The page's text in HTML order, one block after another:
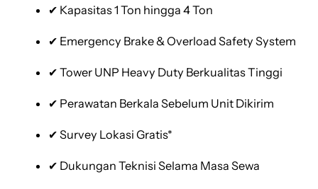
✔ Kapasitas 1 Ton hingga 4 Ton
✔ Emergency Brake & Overload Safety System
✔ Tower UNP Heavy Duty Berkualitas Tinggi
✔ Perawatan Berkala Sebelum Unit Dikirim
✔ Survey Lokasi Gratis*
✔ Dukungan Teknisi Selama Masa Sewa